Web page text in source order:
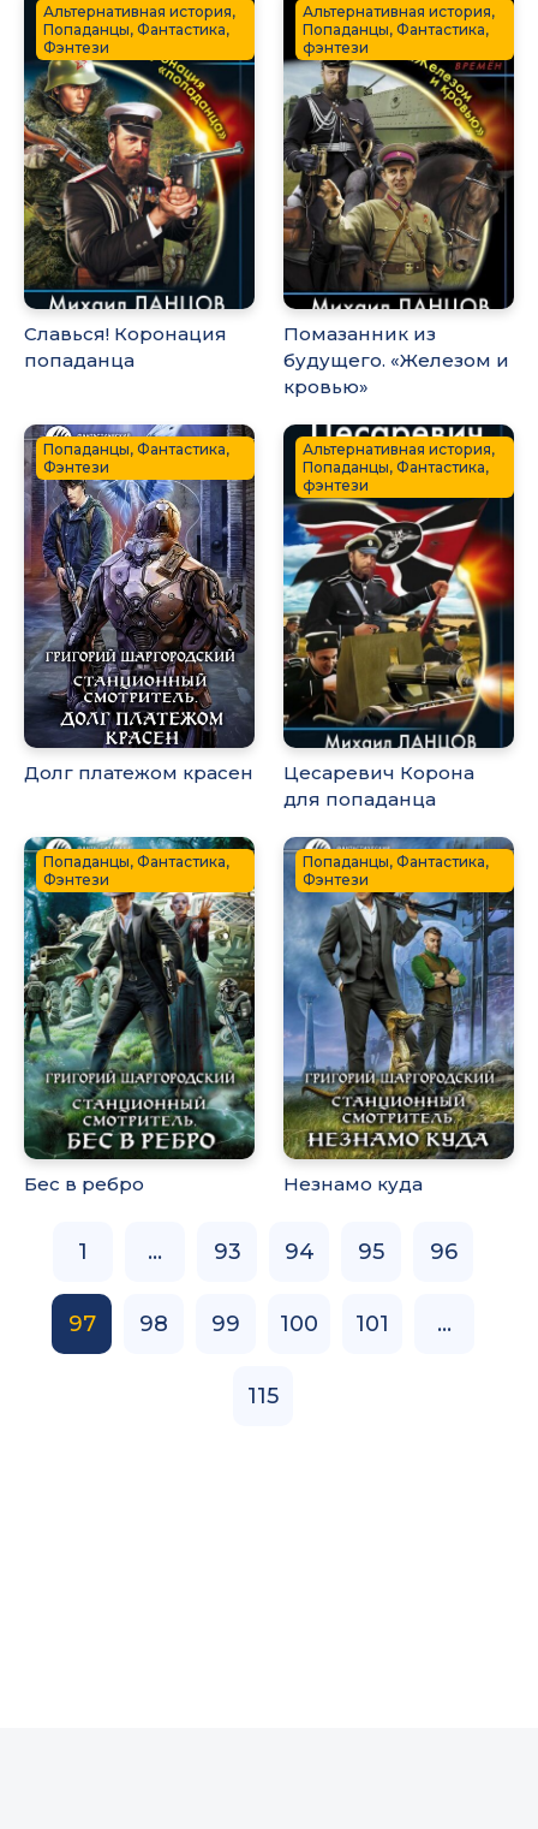
Альтернативная история,
Попаданцы, Фантастика,
Фэнтези
Славься! Коронация
попаданца
Альтернативная история,
Попаданцы, Фантастика,
фэнтези
Помазанник из
будущего. «Железом и
кровью»
Попаданцы, Фантастика,
Фэнтези
Долг платежом красен
Альтернативная история,
Попаданцы, Фантастика,
фэнтези
Цесаревич Корона
для попаданца
Попаданцы, Фантастика,
Фэнтези
Бес в ребро
Попаданцы, Фантастика,
Фэнтези
Незнамо куда
1 ... 93 94 95 96
97 98 99 100 101 ...
115